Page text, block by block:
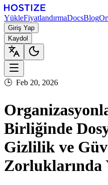
YükleFiyatlandırmaDocsBlog
Giriş Yap
Kaydol
🕒 Feb 20, 2026
Birliğinde
Gizlilik ve
Zorluklarında